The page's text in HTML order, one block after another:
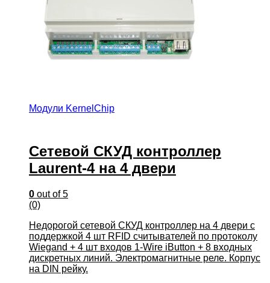
Модули KernelChip
Сетевой СКУД контроллер
Laurent-4 на 4 двери
0 out of 5
(0)
Недорогой сетевой СКУД контроллер на 4 двери с
поддержкой 4 шт RFID считывателей по протоколу
Wiegand + 4 шт входов 1-Wire iButton + 8 входных
дискретных линий. Электромагнитные реле. Корпус
на DIN рейку.